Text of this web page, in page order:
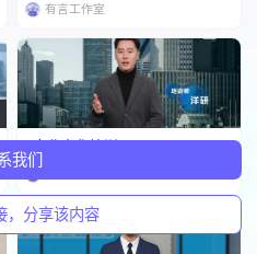
有言工作室
企业文化培训
我们
，分享该内容